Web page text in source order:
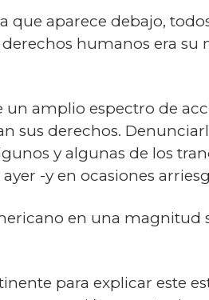
que aparece debajo,
humanos era su
amplio espectro de
sus derechos.
y algunas de los
-y en ocasiones
en una magnitud
para explicar este